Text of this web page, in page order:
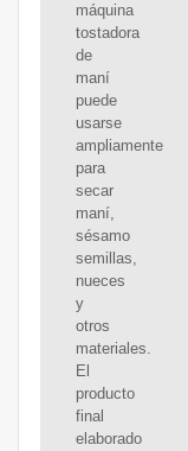
máquina
tostadora
de
maní
puede
usarse
ampliamente
para
secar
maní,
sésamo
semillas,
nueces
y
otros
materiales.
El
producto
final
elaborado